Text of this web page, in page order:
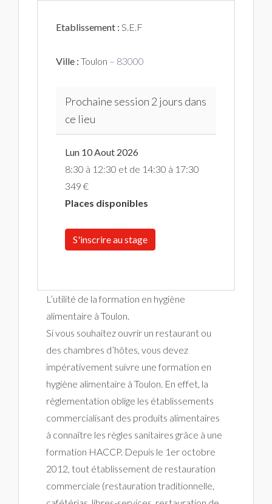
Etablissement : S.E.F
Ville : Toulon – 83000
Prochaine session 2 jours dans
ce lieu
Lun 10 Aout 2026
8:30 à 12:30 et de 14:30 à 17:30
349 €
Places disponibles
S'inscrire au stage
L’utilité de la formation en hygiène
alimentaire à Toulon.
Si vous souhaitez ouvrir un restaurant ou
des chambres d’hôtes, vous devez
impérativement suivre une formation en
hygiène alimentaire à Toulon. En effet, la
règlementation oblige les établissements
commercialisant des produits alimentaires
à connaître les règles sanitaires grâce à une
formation HACCP. Depuis le 1er octobre
2012, tout établissement de restauration
commerciale (restauration traditionnelle,